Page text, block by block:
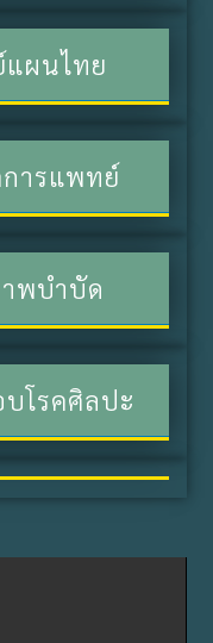
ผนไทย
ารแพทย์
พบำบัด
โรคศิลปะ